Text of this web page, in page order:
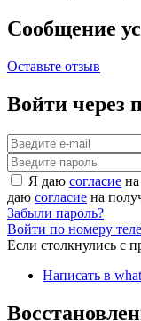
Сообщение
Оставьте отзыв
Войти через
Я даю согласие
даю согласие на
Забыли пароль?
Войти по номеру
Если столкнулись с
Написать в